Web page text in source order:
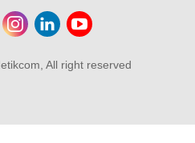
All right reserved